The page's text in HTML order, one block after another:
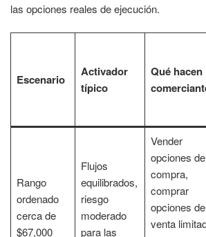
las opciones reales de ejecución.
Escenario
Activador
típico
Qué hacen
Rango
ordenado
cerca de
$67,000
Flujos
equilibrados,
riesgo
moderado
para las
Vender
opciones de
compra,
comprar
opciones de
venta